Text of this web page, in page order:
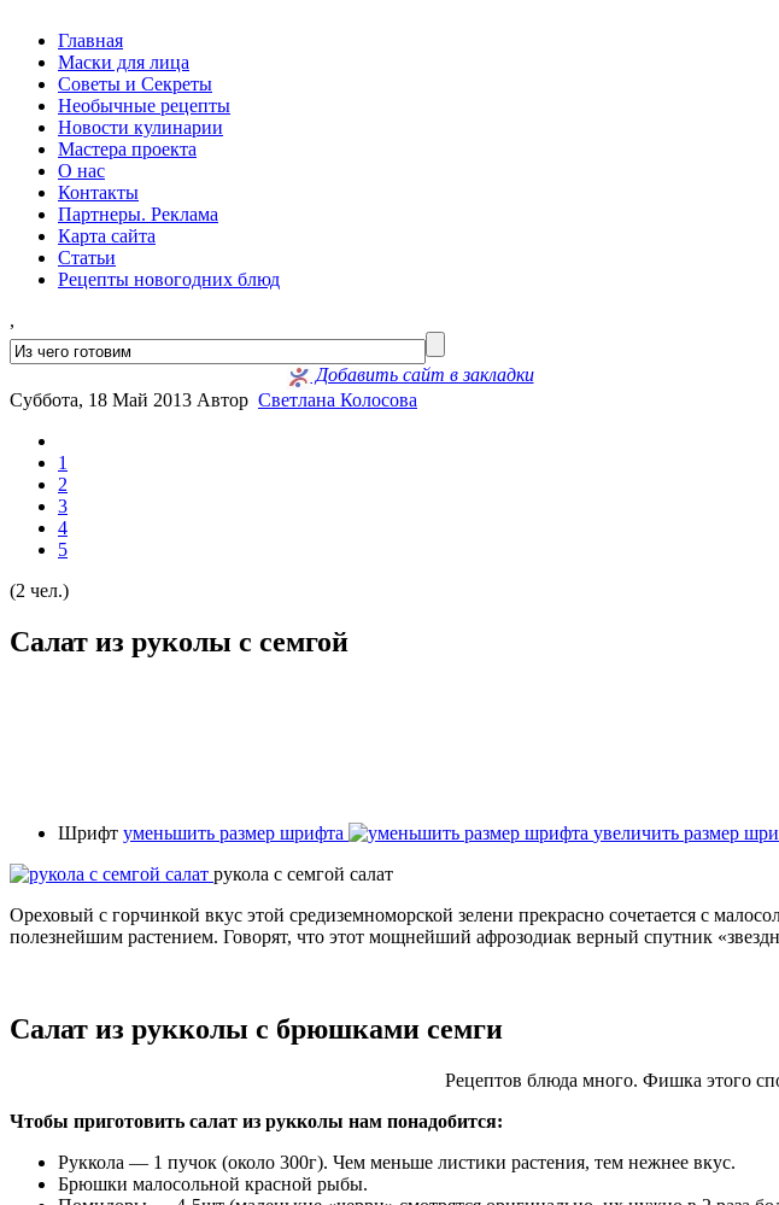
Главная
Маски для лица
Советы и Секреты
Необычные рецепты
Новости кулинарии
Мастера проекта
О нас
Контакты
Партнеры. Реклама
Карта сайта
Статьи
Рецепты новогодних блюд
,
Добавить сайт в закладки
Суббота, 18 Май 2013 Автор Светлана Колосова
1
2
3
4
5
(2 чел.)
Салат из руколы с семгой
Шрифт уменьшить размер шрифта
увеличить размер
рукола с семгой салат
Ореховый с горчинкой вкус этой средиземноморской зелени прекрасно сочетается с
полезнейшим растением. Говорят, что этот мощнейший афрозодиак верный спутник
Салат из рукколы с брюшками семги
Рецептов блюда много. Фишка этого
Чтобы приготовить салат из рукколы нам понадобится:
Руккола — 1 пучок (около 300г). Чем меньше листики растения, тем нежнее вкус.
Брюшки малосольной красной рыбы.